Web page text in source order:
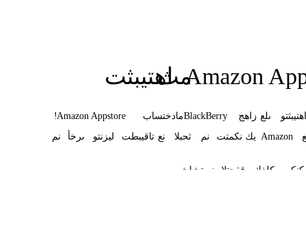
Amazonمثاهتيبثت
اهتيبثتو ىلع زاهج BlackBerryمادختساب Amazon Appstore
!
Amazon يك نكمتت نم ثحبلا نع تاقيبطت ليزنتو ىرخأ نم
.كنكمي كلذك ققحتلا نم ةشاش